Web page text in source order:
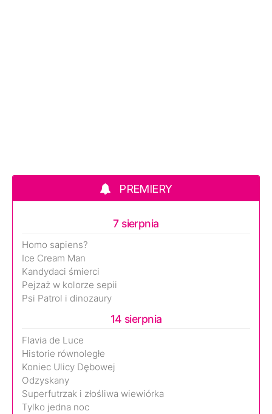
PREMIERY
7 sierpnia
Homo sapiens?
Ice Cream Man
Kandydaci śmierci
Pejzaż w kolorze sepii
Psi Patrol i dinozaury
14 sierpnia
Flavia de Luce
Historie równoległe
Koniec Ulicy Dębowej
Odzyskany
Superfutrzak i złośliwa wiewiórka
Tylko jedna noc